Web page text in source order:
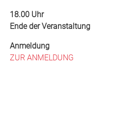
18.00 Uhr
Ende der Veranstaltung
Anmeldung
ZUR ANMELDUNG